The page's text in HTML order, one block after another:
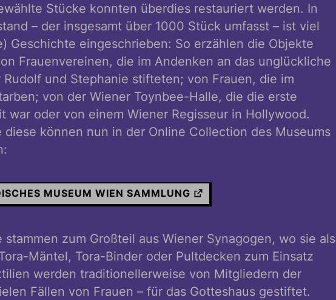
Stücke konnten überdies restauriert werden. In
– der insgesamt über 1000 Stück umfasst – ist viel
Geschichte eingeschrieben: So erzählen die Objekte
Frauenvereinen, die im Andenken an das unglückliche
Rudolf und Stephanie stifteten; von Frauen, die im
von der Wiener Toynbee-Halle, die die erste
war oder von einem Wiener Regisseur in Hollywood.
diese können nun in der Online Collection des Museums
MUSEUM WIEN SAMMLUNG
stammen zum Großteil aus Wiener Synagogen, wo sie als
Mäntel, Tora-Binder oder Pultdecken zum Einsatz
werden traditionellerweise von Mitgliedern der
Fällen von Frauen – für das Gotteshaus gestiftet.